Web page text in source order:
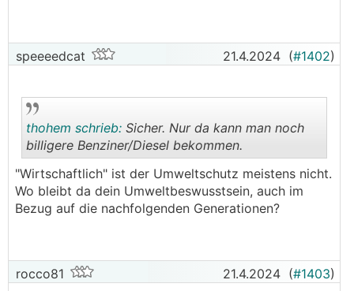
speeeedcat 21.4.2024 (#1402)
..
thohem schrieb: Sicher. Nur da kann man noch
billigere Benziner/Diesel bekommen.
"Wirtschaftlich" ist der Umweltschutz meistens nicht.
Wo bleibt da dein Umweltbeswusstsein, auch im
Bezug auf die nachfolgenden Generationen?
rocco81 21.4.2024 (#1403)